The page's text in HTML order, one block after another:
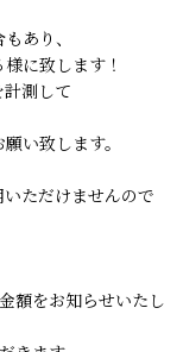
あり、
に致します！
測して
い致します。
ただけませんので
額をお知らせいたし